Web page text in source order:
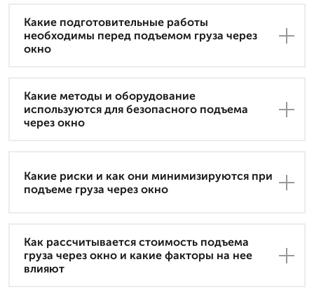
Какие подготовительные работы
необходимы перед подъемом груза через
окно
Какие методы и оборудование
используются для безопасного подъема
через окно
Какие риски и как они минимизируются при
подъеме груза через окно
Как рассчитывается стоимость подъема
груза через окно и какие факторы на нее
влияют